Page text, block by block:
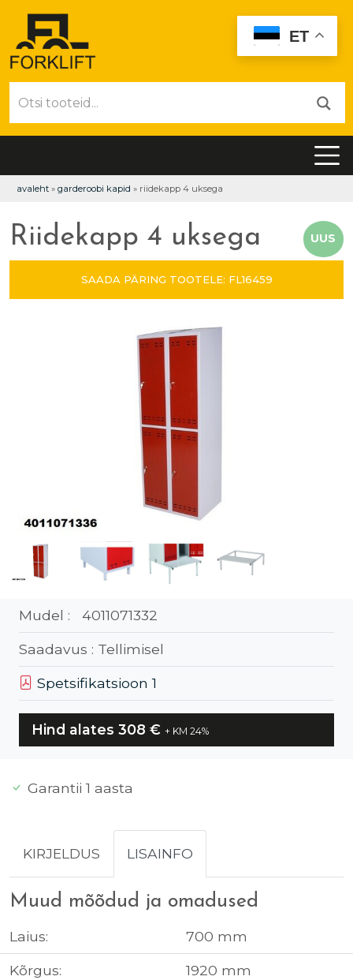
avaleht » garderoobi kapid » riidekapp 4 uksega
Riidekapp 4 uksega UUS
SAADA PÄRING TOOTELE: FL16459
Mudel : 4011071332
Saadavus : Tellimisel
Spetsifikatsioon 1
Hind alates 308 € + KM 24%
Garantii 1 aasta
KIRJELDUS LISAINFO
Muud mõõdud ja omadused
Laius: 700 mm
Kõrgus: 1920 mm
ET